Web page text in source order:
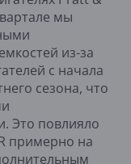
мы
из-за
с начала
сезона, что
Это повлияло
примерно на